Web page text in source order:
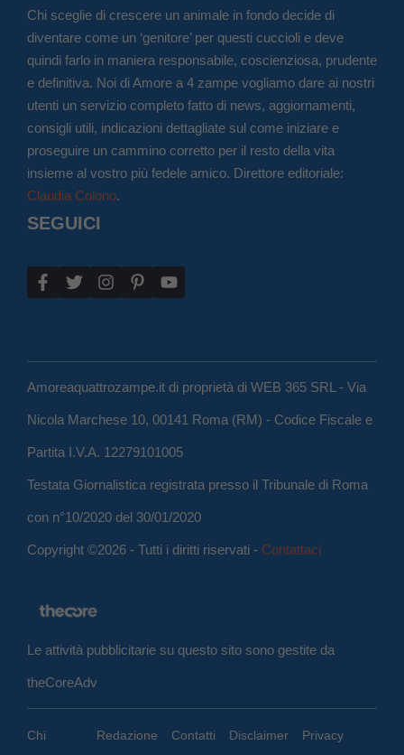
Chi sceglie di crescere un animale in fondo decide di
diventare come un ‘genitore’ per questi cuccioli e deve
quindi farlo in maniera responsabile, coscienziosa, prudente
e definitiva. Noi di Amore a 4 zampe vogliamo dare ai nostri
utenti un servizio completo fatto di news, aggiornamenti,
consigli utili, indicazioni dettagliate sul come iniziare e
proseguire un cammino corretto per il resto della vita
insieme al vostro più fedele amico. Direttore editoriale:
Claudia Colono.
SEGUICI
Amoreaquattrozampe.it di proprietà di WEB 365 SRL - Via
Nicola Marchese 10, 00141 Roma (RM) - Codice Fiscale e
Partita I.V.A. 12279101005
Testata Giornalistica registrata presso il Tribunale di Roma
con n°10/2020 del 30/01/2020
Copyright ©2026 - Tutti i diritti riservati - Contattaci
Le attività pubblicitarie su questo sito sono gestite da
theCoreAdv
Chi Redazione Contatti Disclaimer Privacy